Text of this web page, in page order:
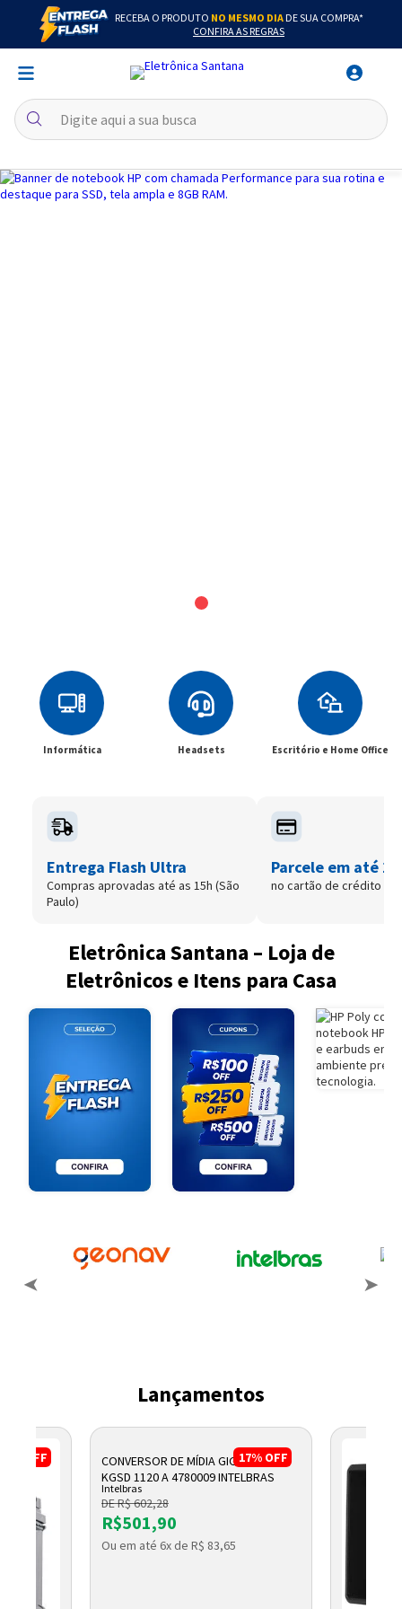
RECEBA O PRODUTO NO MESMO DIADE SUA COMPRA*
CONFIRA AS REGRAS
Informática Headsets Escritório e Home Office
Entrega Flash Ultra
Compras aprovadas até as 15h (São
Paulo)
Parcele em até
no cartão de crédito
Eletrônica Santana – Loja de
Eletrônicos e Itens para Casa
Lançamentos
OFF 17% OFF
CONVERSOR DE MÍDIA GIGABIT WDM
KGSD 1120 A 4780009 INTELBRAS
Intelbras
DE R$ 602,28
R$501,90
Ou em até 6x de R$ 83,65